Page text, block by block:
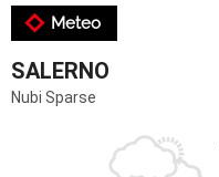
Meteo
SALERNO
Nubi Sparse